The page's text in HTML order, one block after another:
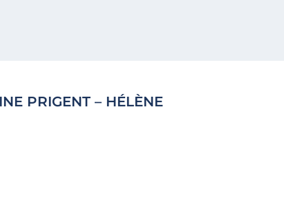
PRIGENT – HÉLÈNE